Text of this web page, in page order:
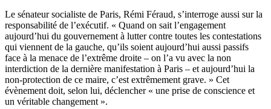
Le sénateur socialiste de Paris, Rémi Féraud, s’interroge aussi sur la
responsabilité de l’exécutif. « Quand on sait l’engagement
aujourd’hui du gouvernement à lutter contre toutes les contestations
qui viennent de la gauche, qu’ils soient aujourd’hui aussi passifs
face à la menace de l’extrême droite – on l’a vu avec la non
interdiction de la dernière manifestation à Paris – et aujourd’hui la
non-protection de ce maire, c’est extrêmement grave. » Cet
évènement doit, selon lui, déclencher « une prise de conscience et
un véritable changement ».